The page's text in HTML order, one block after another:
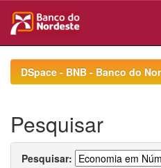
navigationDSpace - BNB - Banco do
Pesquisar
Pesquisar: